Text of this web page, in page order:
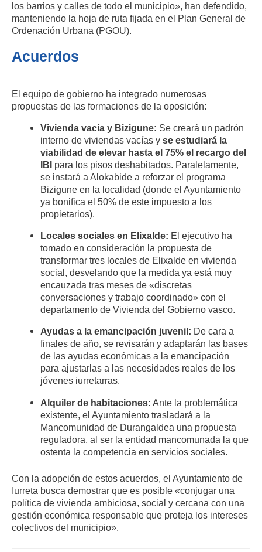
los barrios y calles de todo el municipio», han defendido,
manteniendo la hoja de ruta fijada en el Plan General de
Ordenación Urbana (PGOU).
Acuerdos
El equipo de gobierno ha integrado numerosas
propuestas de las formaciones de la oposición:
Vivienda vacía y Bizigune: Se creará un padrón
interno de viviendas vacías yse estudiará la
viabilidad de elevar hasta el 75% el recargo del
IBI para los pisos deshabitados. Paralelamente,
se instará a Alokabide a reforzar el programa
Bizigune en la localidad (donde el Ayuntamiento
ya bonifica el 50% de este impuesto a los
propietarios).
Locales sociales en Elixalde: El ejecutivo ha
tomado en consideración la propuesta de
transformar tres locales de Elixalde en vivienda
social, desvelando que la medida ya está muy
encauzada tras meses de «discretas
conversaciones y trabajo coordinado» con el
departamento de Vivienda del Gobierno vasco.
Ayudas a la emancipación juvenil: De cara a
finales de año, se revisarán y adaptarán las bases
de las ayudas económicas a la emancipación
para ajustarlas a las necesidades reales de los
jóvenes iurretarras.
Alquiler de habitaciones: Ante la problemática
existente, el Ayuntamiento trasladará a la
Mancomunidad de Durangaldea una propuesta
reguladora, al ser la entidad mancomunada la que
ostenta la competencia en servicios sociales.
Con la adopción de estos acuerdos, el Ayuntamiento de
Iurreta busca demostrar que es posible «conjugar una
política de vivienda ambiciosa, social y cercana con una
gestión económica responsable que proteja los intereses
colectivos del municipio».